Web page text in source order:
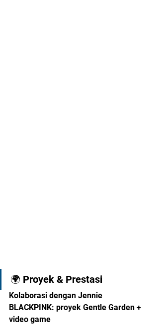
🌍 Proyek & Prestasi
Kolaborasi dengan Jennie
BLACKPINK: proyek Gentle Garden +
video game